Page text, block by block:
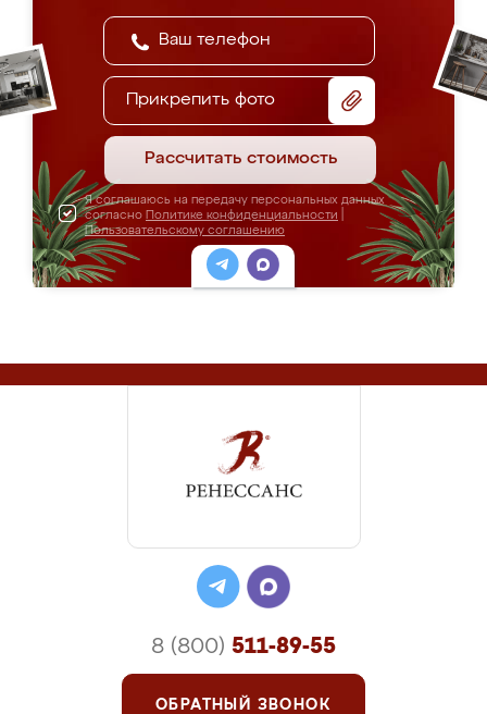
Прикрепить фото
Рассчитать стоимость
Я соглашаюсь на передачу персональных данных
согласно Политике конфиденциальности
Пользовательскому соглашению
8 (800) 511-89-55
ОБРАТНЫЙ ЗВОНОК